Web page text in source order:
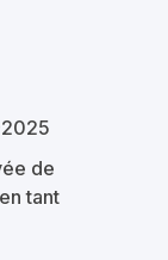
de
tant